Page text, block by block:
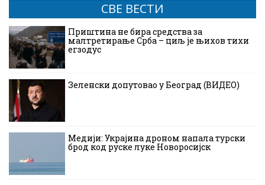
СВЕ ВЕСТИ
Приштина не бира средства за
малтретирање Срба – циљ је њихов тихи
егзодус
Зеленски допутовао у Београд (ВИДЕО)
Медији: Украјина дроном напала турски
брод код руске луке Новоросијск